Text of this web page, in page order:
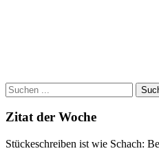
Zitat der Woche
Stückeschreiben ist wie Schach: